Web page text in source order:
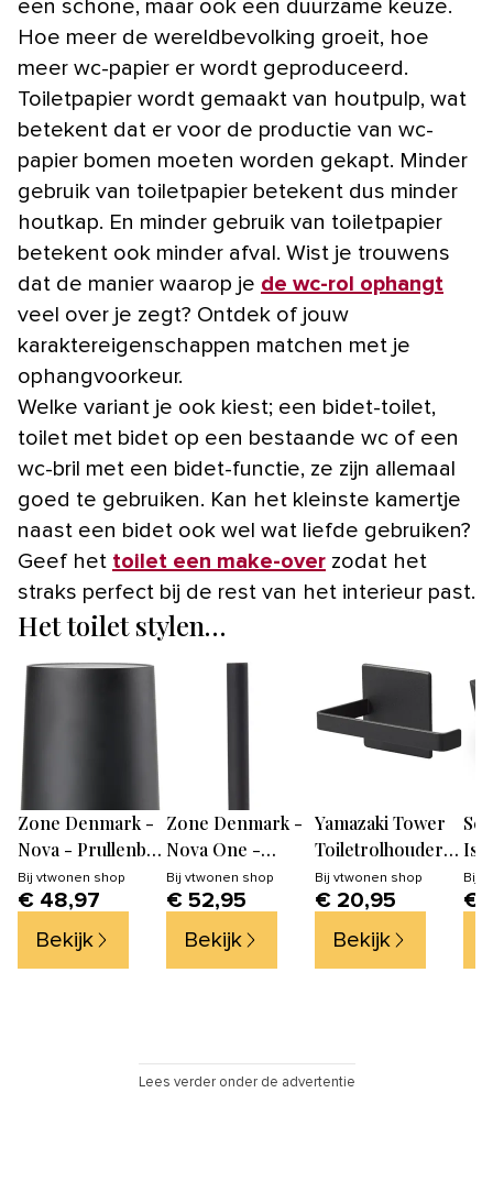
een schone, maar ook een duurzame keuze.
Hoe meer de wereldbevolking groeit, hoe
meer wc-papier er wordt geproduceerd.
Toiletpapier wordt gemaakt van houtpulp, wat
betekent dat er voor de productie van wc-
papier bomen moeten worden gekapt. Minder
gebruik van toiletpapier betekent dus minder
houtkap. En minder gebruik van toiletpapier
betekent ook minder afval. Wist je trouwens
dat de manier waarop je de wc-rol ophangt
veel over je zegt? Ontdek of jouw
karaktereigenschappen matchen met je
ophangvoorkeur.
Welke variant je ook kiest; een bidet-toilet,
toilet met bidet op een bestaande wc of een
wc-bril met een bidet-functie, ze zijn allemaal
goed te gebruiken. Kan het kleinste kamertje
naast een bidet ook wel wat liefde gebruiken?
Geef het toilet een make-over zodat het
straks perfect bij de rest van het interieur past.
Het toilet stylen…
Zone Denmark -
Nova - Prullenbak
- 3 liter
Bij vtwonen shop
€ 48,97
Bekijk
Zone Denmark -
Nova One -
Toiletborstel | WC
borstel
Bij vtwonen shop
€ 52,95
Bekijk
Yamazaki Tower
Toiletrolhouder
magnetisch -
Zwart
Bij vtwonen shop
€ 20,95
Bekijk
Bij
€
Lees verder onder de advertentie